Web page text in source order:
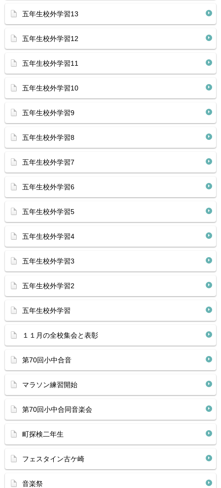
五年生校外学習13
五年生校外学習12
五年生校外学習11
五年生校外学習10
五年生校外学習9
五年生校外学習8
五年生校外学習7
五年生校外学習6
五年生校外学習5
五年生校外学習4
五年生校外学習3
五年生校外学習2
五年生校外学習
１１月の全校集会と表彰
第70回小中合音
マラソン練習開始
第70回小中合同音楽会
町探検二年生
フェスタイン古ケ崎
音楽祭